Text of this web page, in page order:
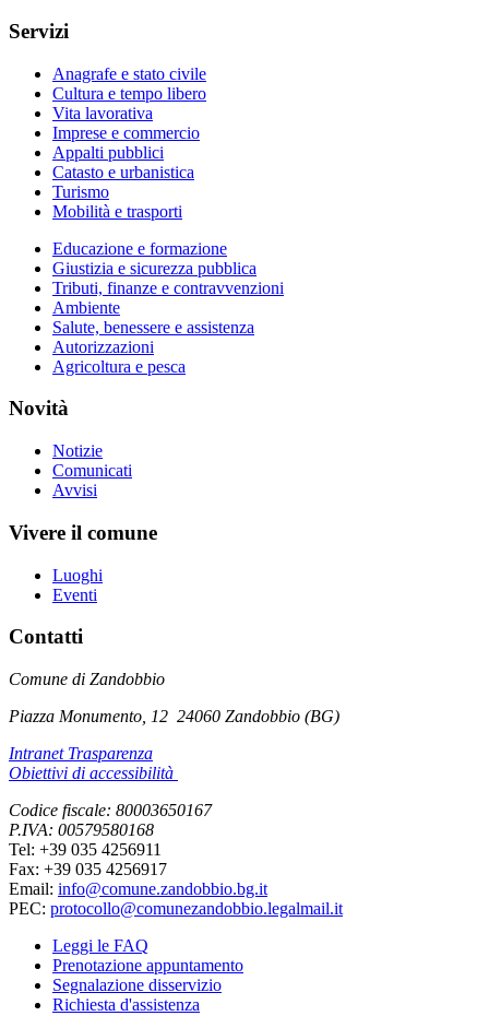
Servizi
Anagrafe e stato civile
Cultura e tempo libero
Vita lavorativa
Imprese e commercio
Appalti pubblici
Catasto e urbanistica
Turismo
Mobilità e trasporti
Educazione e formazione
Giustizia e sicurezza pubblica
Tributi, finanze e contravvenzioni
Ambiente
Salute, benessere e assistenza
Autorizzazioni
Agricoltura e pesca
Novità
Notizie
Comunicati
Avvisi
Vivere il comune
Luoghi
Eventi
Contatti
Comune di Zandobbio
Piazza Monumento, 12 24060 Zandobbio (BG)
Intranet Trasparenza
Obiettivi di accessibilità
Codice fiscale: 80003650167
P.IVA: 00579580168
Tel: +39 035 4256911
Fax: +39 035 4256917
Email: info@comune.zandobbio.bg.it
PEC: protocollo@comunezandobbio.legalmail.it
Leggi le FAQ
Prenotazione appuntamento
Segnalazione disservizio
Richiesta d'assistenza